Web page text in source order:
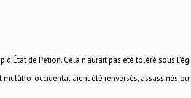
de Pétion. Cela n’aurait pas été toléré sous
occidental aient été renversés, assassinés